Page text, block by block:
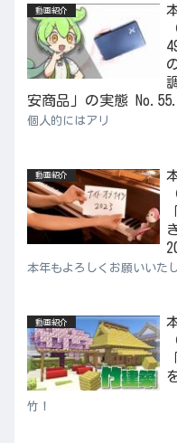
動画紹介
安商品」の実態
個人的にはアリ
動画紹介
本年もよろしくお願いいた
動画紹介
竹！